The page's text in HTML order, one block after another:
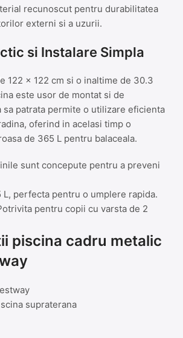
recunoscut pentru durabilitatea
externi si a uzurii.
si Instalare Simpla
122 x 122 cm si o inaltime de 30.3
este usor de montat si de
sa patrata permite o utilizare eficienta
oferind in acelasi timp o
de 365 L pentru balaceala.
sunt concepute pentru a preveni
L, perfecta pentru o umplere rapida.
pentru copii cu varsta de 2
piscina cadru metalic
supraterana